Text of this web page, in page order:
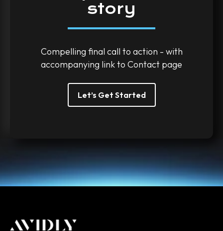
story
Compelling final call to action - with
accompanying link to Contact page
Let’s Get Started